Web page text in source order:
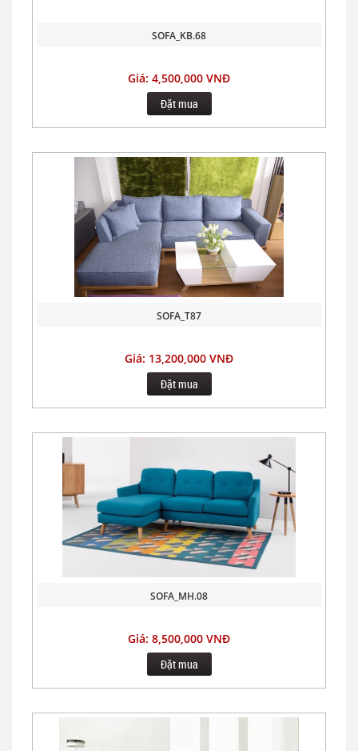
SOFA_KB.68
Giá: 4,500,000 VNĐ
Đặt mua
SOFA_T87
Giá: 13,200,000 VNĐ
Đặt mua
SOFA_MH.08
Giá: 8,500,000 VNĐ
Đặt mua